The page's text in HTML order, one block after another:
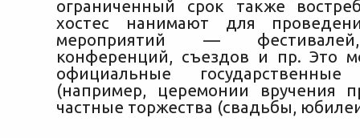
ограниченный срок также
хостес нанимают для
мероприятий —
конференций, съездов и пр. Это
официальные государственные
(например, церемонии вручения
частные торжества (свадьбы,